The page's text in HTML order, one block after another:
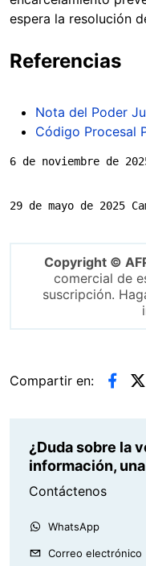
espera la resolución
Referencias
Nota del Poder
Código Procesal
6 de noviembre de
29 de mayo de 2025
Copyright ©
comercial de
suscripción.
Compartir en:
¿Duda sobre la
información,
Contáctenos
WhatsApp
Correo electrónico